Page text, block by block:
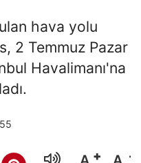
hava yolu
2 Temmuz Pazar
Havalimanı'na